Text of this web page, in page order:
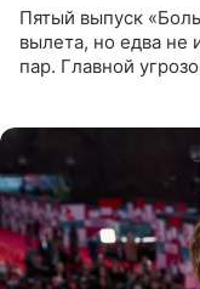
Пятый выпуск
вылета, но едва не
пар. Главной